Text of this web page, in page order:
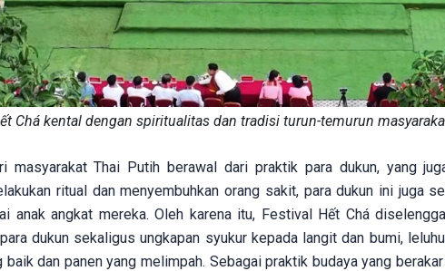
Chá kental dengan spiritualitas dan tradisi turun-temurun
masyarakat Thai Putih berawal dari praktik para dukun, yang
ritual dan menyembuhkan orang sakit, para dukun ini juga
anak angkat mereka. Oleh karena itu, Festival Hết Chá
dukun sekaligus ungkapan syukur kepada langit dan bumi,
baik dan panen yang melimpah. Sebagai praktik budaya yang